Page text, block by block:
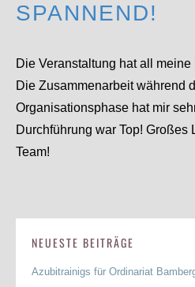
SPANNEND!
Die Veranstaltung hat all
Die Zusammenarbeit während
Organisationsphase hat mir
Durchführung war Top! Großes
Team!
NEUESTE BEITRÄGE
Azubitrainigs für Ordinariat